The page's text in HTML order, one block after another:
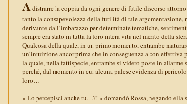
Adistrarre la coppia da ogni genere di futile discorso
tanto la consapevolezza della futilità di tale argomentazione,
derivante dall’imbarazzo per determinate tematiche,
sempre era stato in tutta la loro intera vita nel merito della
Qualcosa della quale, in un primo momento, entrambe
un’intuizione ancor prima che in conseguenza a con effettiva
la quale, nella fattispecie, entrambe si videro poste in allarme
perché, dal momento in cui alcuna palese evidenza di
loro…
« Lo percepisci anche tu…?! » domandò Rossa, negando ella